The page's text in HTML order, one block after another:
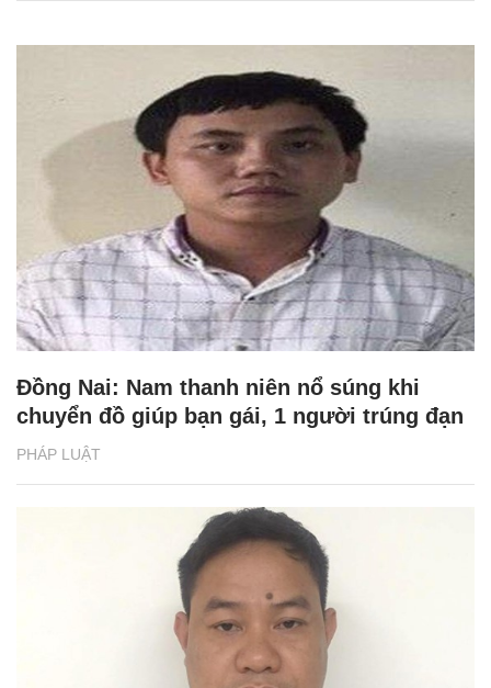
PHÁP LUẬT
Đồng Nai: Nam thanh niên nổ súng khi
chuyển đồ giúp bạn gái, 1 người trúng đạn